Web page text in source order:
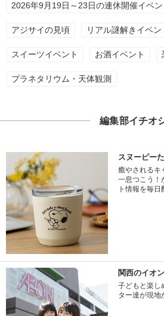
2026年9月19日～23日の連休開催イベン
アジサイの見頃 リアル謎解きイベン
スイーツイベント お酒イベント
プラネタリウム・天体観測
編集部イチオ
スヌーピー
癒やされるキ
一息つこう！
ト情報を毎日
関西のイオ
子どもと楽し
ター達が現地